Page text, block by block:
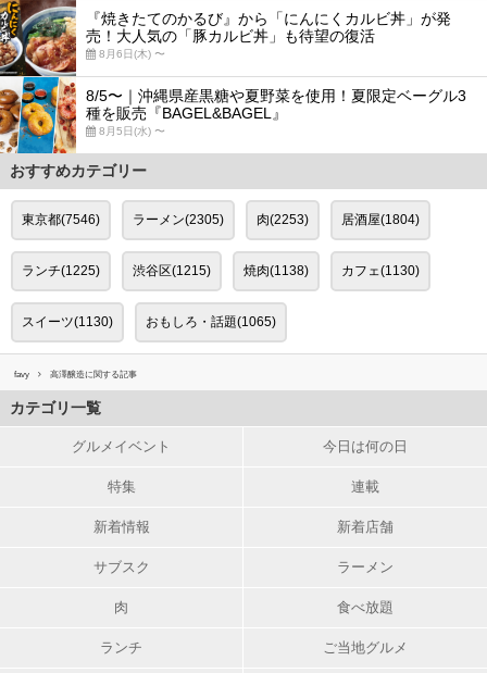
『焼きたてのかるび』から「にんにくカルビ丼」が発
売！大人気の「豚カルビ丼」も待望の復活
8月6日(木) 〜
8/5〜｜沖縄県産黒糖や夏野菜を使用！夏限定ベーグル3
種を販売『BAGEL&BAGEL』
8月5日(水) 〜
おすすめカテゴリー
東京都(7546) ラーメン(2305) 肉(2253) 居酒屋(1804)
ランチ(1225) 渋谷区(1215) 焼肉(1138) カフェ(1130)
スイーツ(1130) おもしろ・話題(1065)
favy 高澤醸造に関する記事
カテゴリ一覧
グルメイベント 今日は何の日
特集 連載
新着情報 新着店舗
サブスク ラーメン
肉 食べ放題
ランチ ご当地グルメ